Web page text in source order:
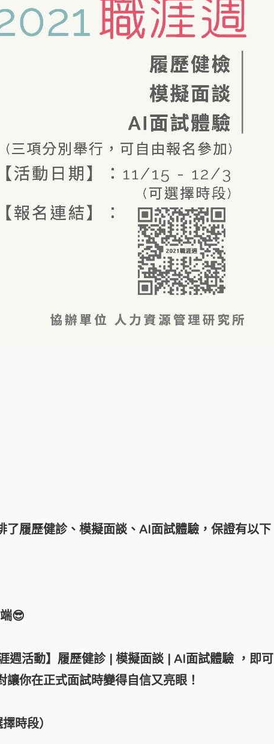
履歷健診、模擬面談、AI面試體驗，保證有以下
😎
週活動】履歷健診 | 模擬面談 | AI面試體驗 ，即可
你在正式面試時變得自信又亮眼！
時段）